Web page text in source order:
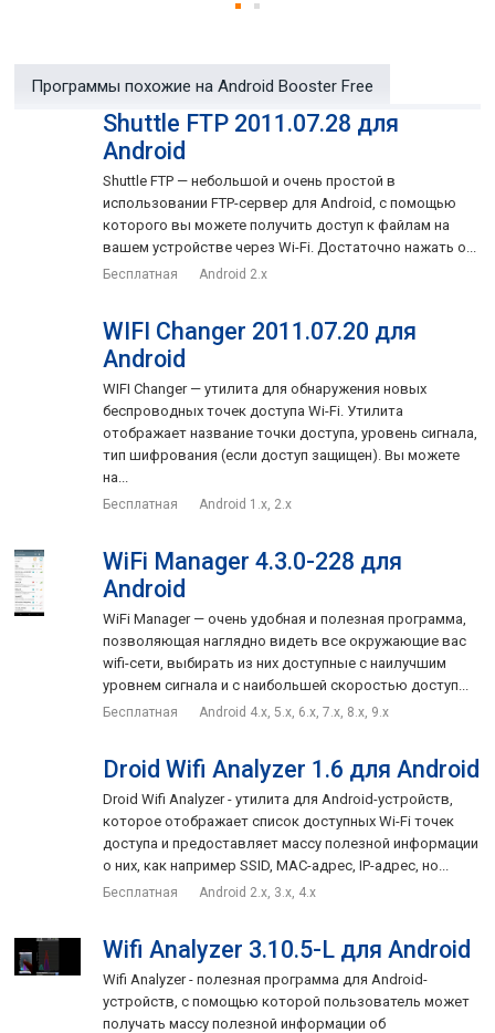
заряд батареи в одно касание. Приложение имеет
интуитивно понятный интерфейс.
Узнайте, какие программы используют Wi-Fi и мобильный
приложения требуют слишком много заряда батареи и как
бороться с этим. Просто сделайте необходимые настройки,
и у вас никогда больше не будет подобных проблем.
контроль в режиме реального времени, высвобождение
управление файлами на SD-карте;
узнайте, какие приложения «съедают» больше всего
заряд батареи;
Task Killer – закрывайте задачи одним касанием;
соединения смартфона;
виджет, позволяющий одним тапом включить/выключить:
Wi-Fi, Bluetooth, передачу данных.
Программы похожие на Android Booster Free
Shuttle FTP 2011.07.28 для
Android
Shuttle FTP — небольшой и очень простой в
использовании FTP-сервер для Android, с помощью
которого вы можете получить доступ к файлам на
вашем устройстве через Wi-Fi. Достаточно нажать о...
Бесплатная Android 2.x
WIFI Changer 2011.07.20 для
Android
WIFI Changer — утилита для обнаружения новых
беспроводных точек доступа Wi-Fi. Утилита
отображает название точки доступа, уровень сигнала,
тип шифрования (если доступ защищен). Вы можете
на...
Бесплатная Android 1.x, 2.x
WiFi Manager 4.3.0-228 для
Android
WiFi Manager — очень удобная и полезная программа,
позволяющая наглядно видеть все окружающие вас
wifi-сети, выбирать из них доступные с наилучшим
уровнем сигнала и с наибольшей скоростью доступ...
Бесплатная Android 4.x, 5.x, 6.x, 7.x, 8.x, 9.x
Droid Wifi Analyzer 1.6 для Android
Droid Wifi Analyzer - утилита для Android-устройств,
которое отображает список доступных Wi-Fi точек
доступа и предоставляет массу полезной информации
о них, как например SSID, MAC-адрес, IP-адрес, но...
Бесплатная Android 2.x, 3.x, 4.x
Wifi Analyzer 3.10.5-L для Android
Wifi Analyzer - полезная программа для Android-
устройств, с помощью которой пользователь может
получать массу полезной информации об